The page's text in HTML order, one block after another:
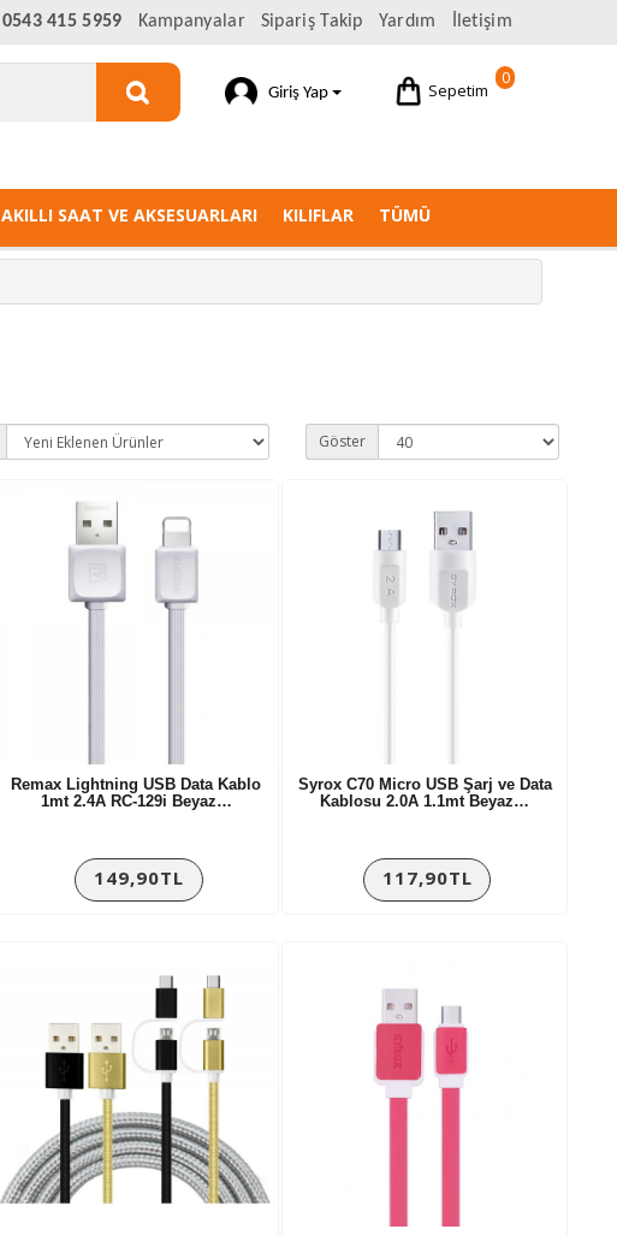
0543 415 5959 Kampanyalar Sipariş Takip Yardım İletişim
0
Sepetim
Giriş Yap
AKILLI SAAT VE AKSESUARLARI KILIFLAR TÜMÜ
Göster
Remax Lightning USB Data Kablo
1mt 2.4A RC-129i Beyaz…
149,90TL
Syrox C70 Micro USB Şarj ve Data
Kablosu 2.0A 1.1mt Beyaz…
117,90TL